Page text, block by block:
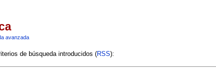
avanzada
de búsqueda introducidos (RSS):